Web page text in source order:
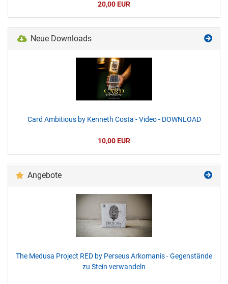
20,00 EUR
Neue Downloads
Card Ambitious by Kenneth Costa - Video - DOWNLOAD
10,00 EUR
Angebote
The Medusa Project RED by Perseus Arkomanis - Gegenstände
zu Stein verwandeln